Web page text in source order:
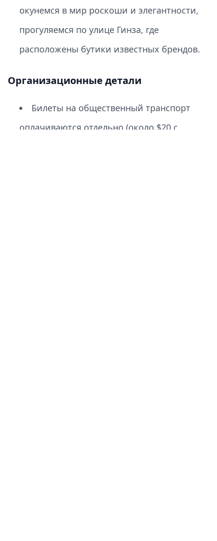
окунемся в мир роскоши и элегантности,
прогуляемся по улице Гинза, где
расположены бутики известных брендов.
Организационные детали
Билеты на общественный транспорт
оплачиваются отдельно (около $20 с